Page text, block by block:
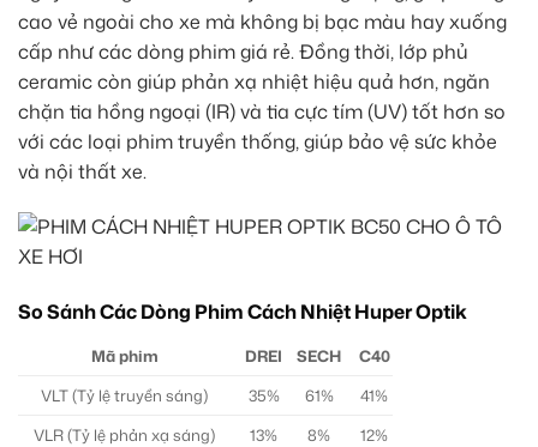
cao vẻ ngoài cho xe mà không bị bạc màu hay xuống
cấp như các dòng phim giá rẻ. Đồng thời, lớp phủ
ceramic còn giúp phản xạ nhiệt hiệu quả hơn, ngăn
chặn tia hồng ngoại (IR) và tia cực tím (UV) tốt hơn so
với các loại phim truyền thống, giúp bảo vệ sức khỏe
và nội thất xe.
So Sánh Các Dòng Phim Cách Nhiệt Huper Optik
Mã phim DREI SECH
C40
VLT (Tỷ lệ truyền sáng)
35% 61%
41%
VLR (Tỷ lệ phản xạ sáng)
13% 8%
12%